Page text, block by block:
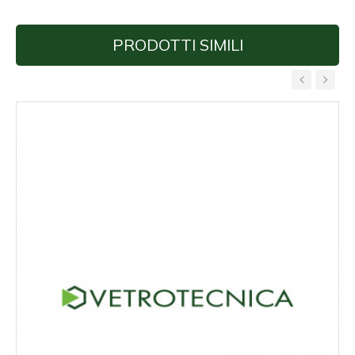
PRODOTTI SIMILI
‹ ›